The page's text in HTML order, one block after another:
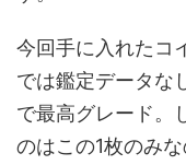
今回手に入れたコ
では鑑定データな
で最高グレード。
のはこの1枚のみ